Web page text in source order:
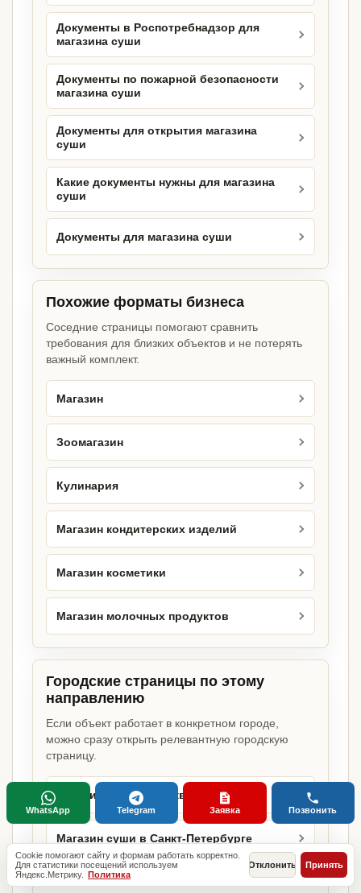
Документы в Роспотребнадзор для
магазина суши
Документы по пожарной безопасности
магазина суши
Документы для открытия магазина
суши
Какие документы нужны для магазина
суши
Документы для магазина суши
Похожие форматы бизнеса
Соседние страницы помогают сравнить
требования для близких объектов и не потерять
важный комплект.
Магазин
Зоомагазин
Кулинария
Магазин кондитерских изделий
Магазин косметики
Магазин молочных продуктов
Городские страницы по этому
направлению
Если объект работает в конкретном городе,
можно сразу открыть релевантную городскую
страницу.
Магазин суши в Москве
Магазин суши в Санкт-Петербурге
Cookie помогают сайту и формам работать корректно.
Для статистики посещений используем
Яндекс.Метрику. Политика
Отклонить Принять
WhatsApp Telegram Заявка Позвонить